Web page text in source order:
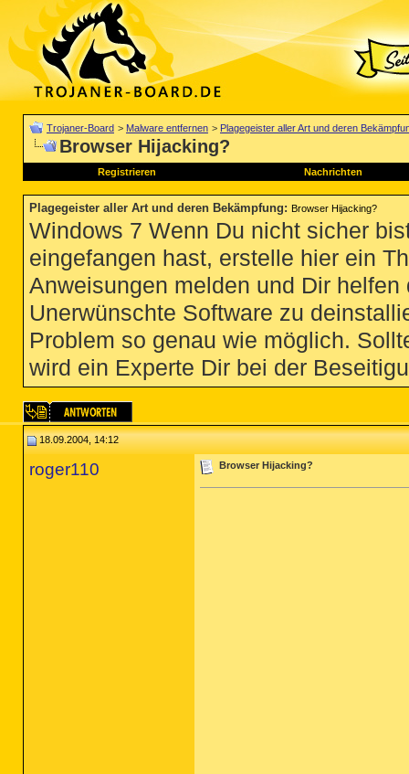
Trojaner-Board > Malware entfernen > Plagegeister aller Art und deren
Browser Hijacking?
Registrieren Nachrichten
Plagegeister aller Art und deren Bekämpfung: Browser Hijacking?
Windows 7 Wenn Du nicht sicher
eingefangen hast, erstelle hier ein
Anweisungen melden und Dir
Unerwünschte Software zu
Problem so genau wie möglich.
wird ein Experte Dir bei der
18.09.2004, 14:12
roger110 Browser Hijacking?